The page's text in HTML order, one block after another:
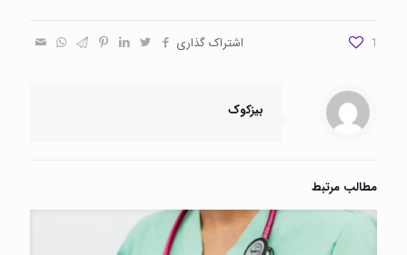
اشتراک گذاری 1
بیزکوک
مطالب مرتبط